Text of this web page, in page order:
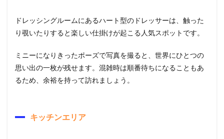
ドレッシングルームにあるハート型のドレッサーは、触った
り覗いたりすると楽しい仕掛けが起こる人気スポットです。
ミニーになりきったポーズで写真を撮ると、世界にひとつの
思い出の一枚が残せます。混雑時は順番待ちになることもあ
るため、余裕を持って訪れましょう。
キッチンエリア